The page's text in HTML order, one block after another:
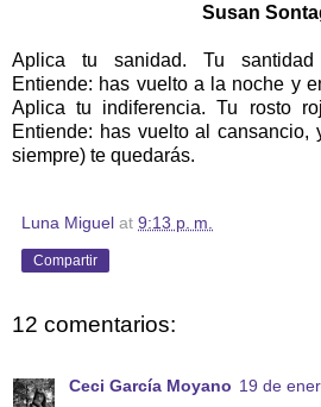
Susan
Aplica tu sanidad. Tu
Entiende: has vuelto a la noche y
Aplica tu indiferencia. Tu rosto
Entiende: has vuelto al cansancio,
siempre) te quedarás.
Luna Miguel at 9:13 p. m.
Compartir
12 comentarios:
Ceci García Moyano 19 de